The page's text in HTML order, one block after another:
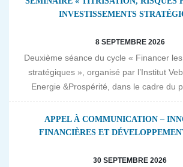
INVESTISSEMENTS
8 SEPTEMBRE 2026
Deuxième séance du cycle « Financer
stratégiques », organisé par l’Institut
Energie &Prospérité, dans le cadre du
APPEL À COMMUNICATION –
FINANCIÈRES ET
30 SEPTEMBRE 2026